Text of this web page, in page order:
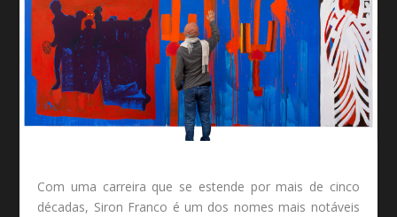
Com uma carreira que se estende por mais de cinco
décadas, Siron Franco é um dos nomes mais notáveis